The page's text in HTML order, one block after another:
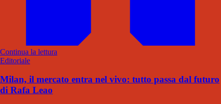
Continua la lettura
Editoriale
Milan, il mercato entra nel vivo: tutto passa dal futuro
di Rafa Leao